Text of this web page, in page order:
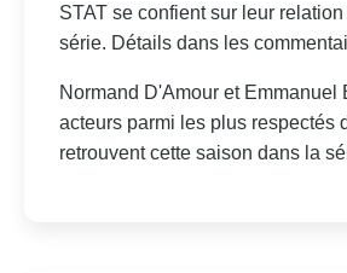
STAT se confient sur leur
série. Détails dans les
Normand D'Amour et Emmanuel
acteurs parmi les plus respectés
retrouvent cette saison dans la